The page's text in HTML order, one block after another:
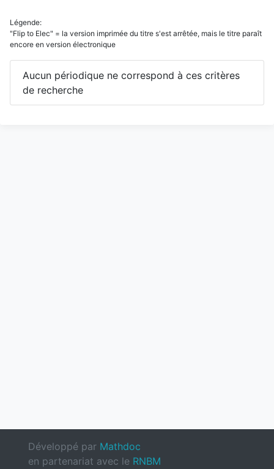
Légende:
"Flip to Elec" = la version imprimée du titre s'est arrêtée, mais le titre paraît
encore en version électronique
Aucun périodique ne correspond à ces critères
de recherche
Développé par Mathdoc
en partenariat avec le RNBM